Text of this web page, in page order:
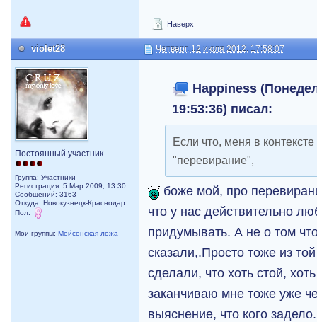
Наверх
violet28 Четверг, 12 июля 2012, 17:58:07
Постоянный участник
Группа: Участники
Регистрация: 5 Мар 2009, 13:30
Сообщений: 3163
Откуда: Новокузнецк-Краснодар
Пол:
Мои группы:Мейсонская ложа
Happiness
19:53:36) писал:
Если что, меня в
"перевирание",
боже мой, про
что у нас действительно
придумывать. А не о том
сказали,.Просто тоже из
сделали, что хоть стой,
заканчиваю мне тоже уже
выяснение, что кого